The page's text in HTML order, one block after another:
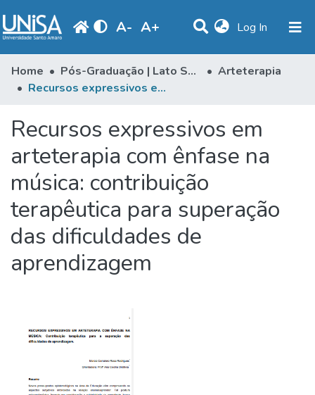
A- A+ Log In (current)
Statistics
Communities & Collections
Browse
Produção Docente
Library
Periodicals
Home Pós-Graduação | Lato Sensu
Arteterapia
Recursos expressivos em arteterapia com ênfase na música: contribuição terapêutica para superação das dificuldades de aprendizagem
Recursos expressivos em
arteterapia com ênfase na
música: contribuição
terapêutica para superação
das dificuldades de
aprendizagem